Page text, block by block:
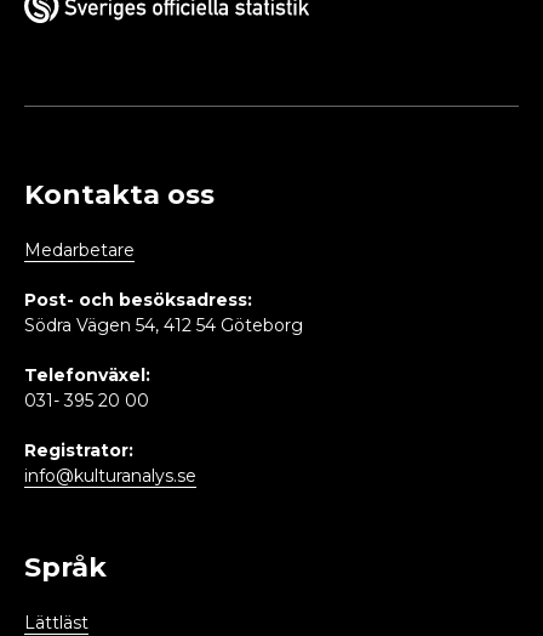
Kontakta oss
Medarbetare
Post- och besöksadress:
Södra Vägen 54, 412 54 Göteborg
Telefonväxel:
031- 395 20 00
Registrator:
info@kulturanalys.se
Språk
Lättläst